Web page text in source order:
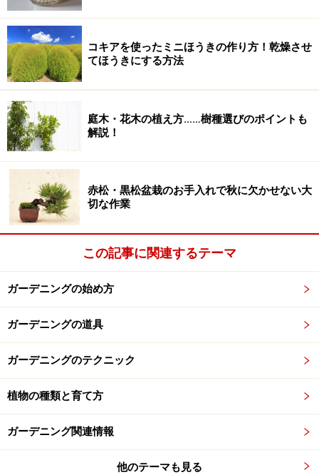
コキアを使ったミニほうきの作り方！乾燥させ
てほうきにする方法
庭木・花木の植え方……樹種選びのポイントも
解説！
赤松・黒松盆栽のお手入れで秋に欠かせない大
切な作業
この記事に関連するテーマ
ガーデニングの始め方
ガーデニングの道具
ガーデニングのテクニック
植物の種類と育て方
ガーデニング関連情報
他のテーマも見る